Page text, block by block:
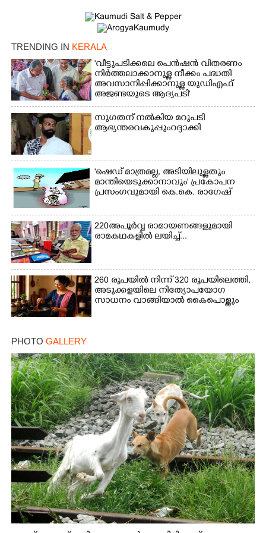
TRENDING IN KERALA
'വീട്ടുപടിക്കലെ പെൻഷൻ വിതരണം
നിർത്തലാക്കാനുള്ള നീക്കം പദ്ധതി
അവസാനിപ്പിക്കാനുള്ള യുഡിഎഫ്
അജണ്ടയുടെ ആദ്യപടി'
സുഗതന് നൽകിയ മറുപടി
ആഭ്യന്തരവകുപ്പും റദ്ദാക്കി
'ഷെഡ് മാത്രമല്ല, അടിയിലുള്ളതും
മാന്തിയെടുക്കാനാവും' പ്രകോപന
പ്രസംഗവുമായി കെ.കെ. രാഗേഷ്
220 അപൂർവ്വ രാമായണങ്ങളുമായി
രാമകഥകളിൽ ലയിച്ച്...
260 രൂപയിൽ നിന്ന് 320 രൂപയിലെത്തി,
അടുക്കളയിലെ നിത്യോപയോഗ
സാധനം വാങ്ങിയാൽ കൈപൊള്ളും
PHOTO GALLERY